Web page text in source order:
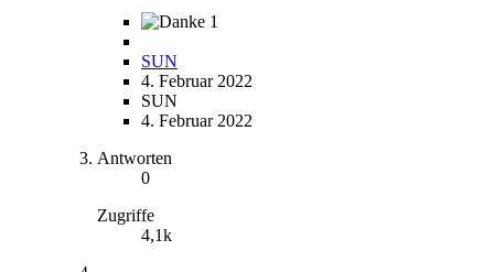
1
SUN
4. Februar 2022
SUN
4. Februar 2022
Antworten
0
Zugriffe
4,1k